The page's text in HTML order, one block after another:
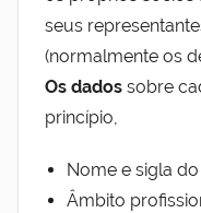
seus
(normalmente os
Os dados sobre
princípio,
Nome e sigla
Âmbito